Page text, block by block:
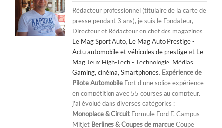
Rédacteur professionnel (titulaire de la carte de
presse pendant 3 ans), je suis le Fondateur,
Directeur et Rédacteur en chef des magazines
Le Mag Sport Auto, Le Mag Auto Prestige -
Actu automobile et véhicules de prestigeet Le
Mag Jeux High-Tech - Technologie, Médias,
Gaming, cinéma, Smartphones. Expérience de
Pilote Automobile Fort d'une solide expérience
en compétition avec 55 courses au compteur,
j'ai évolué dans diverses catégories :
Monoplace & Circuit Formule Ford F. Campus
Mitjet Berlines & Coupes de marqueCoupe